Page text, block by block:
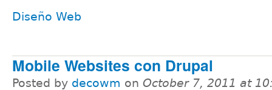
Diseño Web
Mobile Websites con Drupal
Posted by decowm on October 7, 2011 at